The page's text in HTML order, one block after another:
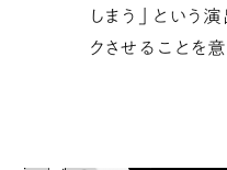
しまう」という
クさせることを